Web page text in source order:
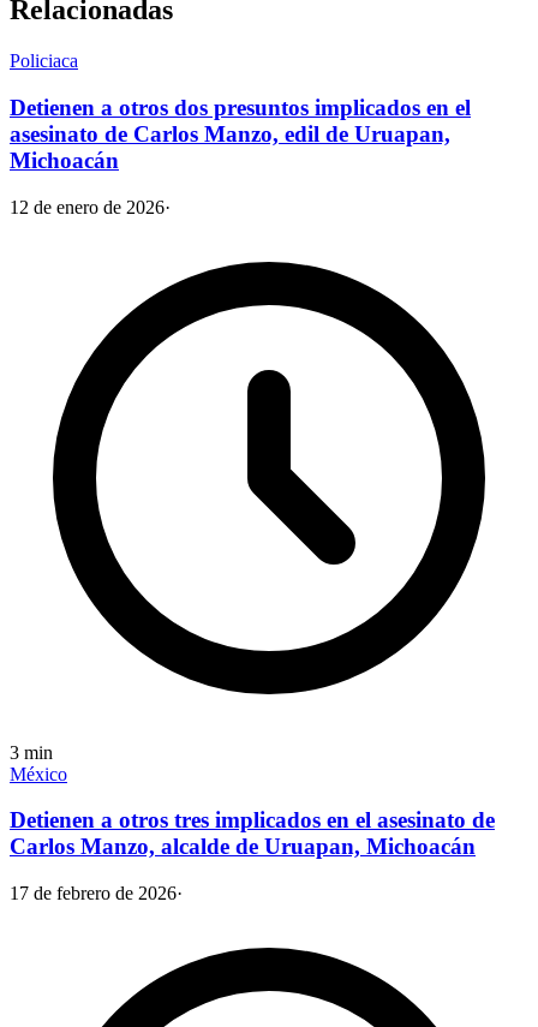
Relacionadas
Policiaca
Detienen a otros dos presuntos implicados en el
asesinato de Carlos Manzo, edil de Uruapan,
Michoacán
12 de enero de 2026·
3 min
México
Detienen a otros tres implicados en el asesinato de
Carlos Manzo, alcalde de Uruapan, Michoacán
17 de febrero de 2026·